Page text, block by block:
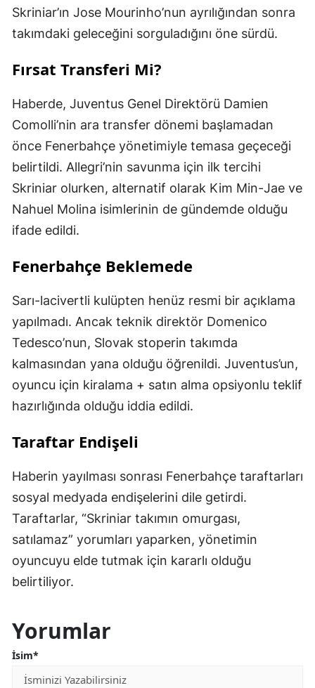
Skriniar’ın Jose Mourinho’nun ayrılığından sonra
takımdaki geleceğini sorguladığını öne sürdü.
Fırsat Transferi Mi?
Haberde, Juventus Genel Direktörü Damien
Comolli’nin ara transfer dönemi başlamadan
önce Fenerbahçe yönetimiyle temasa geçeceği
belirtildi. Allegri’nin savunma için ilk tercihi
Skriniar olurken, alternatif olarak Kim Min-Jae ve
Nahuel Molina isimlerinin de gündemde olduğu
ifade edildi.
Fenerbahçe Beklemede
Sarı-lacivertli kulüpten henüz resmi bir açıklama
yapılmadı. Ancak teknik direktör Domenico
Tedesco’nun, Slovak stoperin takımda
kalmasından yana olduğu öğrenildi. Juventus’un,
oyuncu için kiralama + satın alma opsiyonlu teklif
hazırlığında olduğu iddia edildi.
Taraftar Endişeli
Haberin yayılması sonrası Fenerbahçe taraftarları
sosyal medyada endişelerini dile getirdi.
Taraftarlar, “Skriniar takımın omurgası,
satılamaz” yorumları yaparken, yönetimin
oyuncuyu elde tutmak için kararlı olduğu
belirtiliyor.
Yorumlar
İsim*